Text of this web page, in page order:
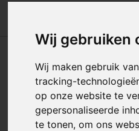
Wij gebruiken
Wij maken gebruik
tracking-
op onze website te
gepersonaliseerde
te tonen, om ons
Opvouwbare
Tas –
Stijlvol
Artikelnummer: 293765